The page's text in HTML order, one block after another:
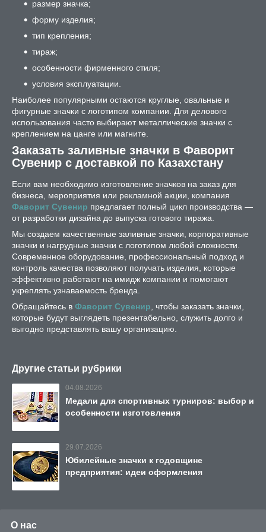
размер значка;
форму изделия;
тип крепления;
тираж;
особенности фирменного стиля;
условия эксплуатации.
Наиболее популярными остаются круглые, овальные и
фигурные значки с логотипом компании. Для делового
использования часто выбирают металлические значки с
креплением на цанге или магните.
Заказать заливные значки в Фаворит
Сувенир с доставкой по Казахстану
Если вам необходимо изготовление значков на заказ для
бизнеса, мероприятия или рекламной акции, компания
Фаворит Сувенир предлагает полный цикл производства —
от разработки дизайна до выпуска готового тиража.
Мы создаем качественные заливные значки, корпоративные
значки и нагрудные значки с логотипом любой сложности.
Современное оборудование, профессиональный подход и
контроль качества позволяют получать изделия, которые
эффективно работают на имидж компании и помогают
укреплять узнаваемость бренда.
Обращайтесь в Фаворит Сувенир , чтобы заказать значки,
которые будут выглядеть презентабельно, служить долго и
выгодно представлять вашу организацию.
Другие статьи рубрики
04.08.2026
Медали для спортивных турниров: выбор и
особенности изготовления
29.07.2026
Юбилейные значки к годовщине
предприятия: идеи оформления
О нас